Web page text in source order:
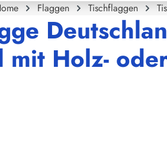
Flaggen Tischflaggen
Holz-